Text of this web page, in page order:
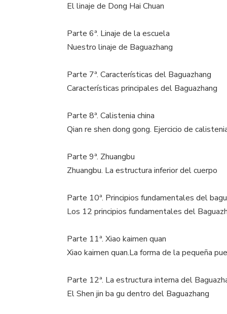
El linaje de Dong Hai Chuan
Parte 6ª. Linaje de la escuela
Nuestro linaje de Baguazhang
Parte 7ª. Características del Baguazhang
Características principales del Baguazhang
Parte 8ª. Calistenia china
Qian re shen dong gong. Ejercicio de
Parte 9ª. Zhuangbu
Zhuangbu. La estructura inferior del cuerpo
Parte 10ª. Principios fundamentales del
Los 12 principios fundamentales del
Parte 11ª. Xiao kaimen quan
Xiao kaimen quan.La forma de la pequeña
Parte 12ª. La estructura interna del
El Shen jin ba gu dentro del Baguazhang